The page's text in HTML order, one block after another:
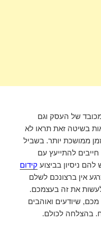
של העסק וגם
בשיטה זאת תראו לא
ממושכת יותר. בשביל
חייבים להתייעץ עם
ניסיון בביצוע קידום
אין ברצונכם לשלם
לעשות את זה בעצמכם.
שיודעים ואוהבים
בהצלחה לכולם.